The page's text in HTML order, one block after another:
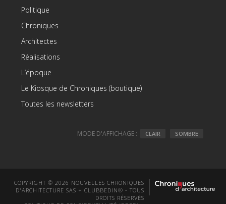
Politique
Chroniques
Architectes
Réalisations
L’époque
Le Kiosque de Chroniques (boutique)
Toutes les newsletters
MODE D'AFFICHAGE : CLAIR SOMBRE
COPYRIGHT © 2026 NOUVELLES CHRONIQUES
D'ARCHITECTURE SAS + CLUBBEDIN® - TOUS
DROITS RÉSERVÉS